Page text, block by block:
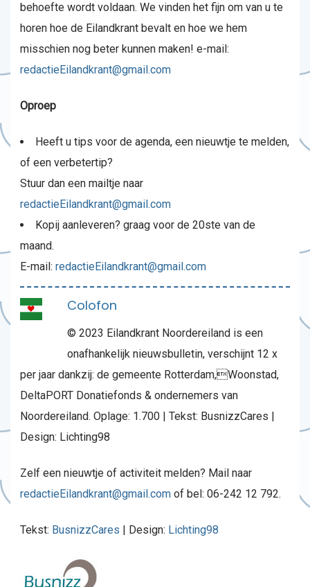
behoefte wordt voldaan. We vinden het fijn om van u te
horen hoe de Eilandkrant bevalt en hoe we hem
misschien nog beter kunnen maken! e-mail:
redactieEilandkrant@gmail.com
Oproep
Heeft u tips voor de agenda, een nieuwtje te melden,
of een verbetertip?
Stuur dan een mailtje naar
redactieEilandkrant@gmail.com
Kopij aanleveren? graag voor de 20ste van de
maand.
E-mail: redactieEilandkrant@gmail.com
Colofon
© 2023 Eilandkrant Noordereiland is een
onafhankelijk nieuwsbulletin, verschijnt 12 x
per jaar dankzij: de gemeente Rotterdam,Woonstad,
DeltaPORT Donatiefonds & ondernemers van
Noordereiland. Oplage: 1.700 | Tekst: BusnizzCares |
Design: Lichting98
Zelf een nieuwtje of activiteit melden? Mail naar
redactieEilandkrant@gmail.com of bel: 06-242 12 792.
Tekst: BusnizzCares | Design: Lichting98